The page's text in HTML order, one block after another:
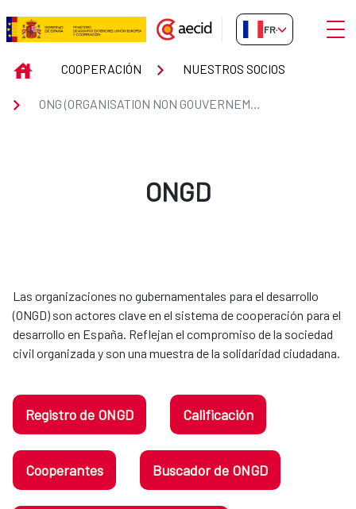
Saut au contenu principal
ONG (ORGANISATION NON
FR-FR
INICIOCOOPERACIÓN NUESTROS SOCIOS
ONG (ORGANISATION NON GOUVERNEMENTALE DE DÉVELOPPEMENT)
ONGD
Las organizaciones no gubernamentales para el desarrollo
(ONGD) son actores clave en el sistema de cooperación para el
desarrollo en España. Reflejan el compromiso de la sociedad
civil organizada y son una muestra de la solidaridad ciudadana.
Registro de ONGD Calificación
Cooperantes Buscador de ONGD